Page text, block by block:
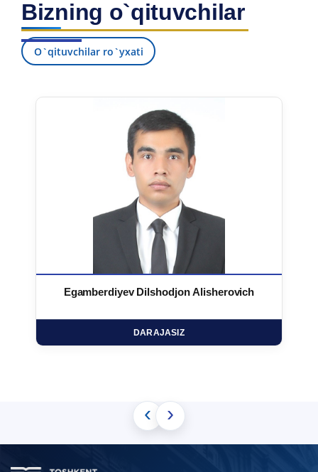
Bizning o`qituvchilar
O`qituvchilar ro`yxati
Egamberdiyev Dilshodjon Alisherovich
DARAJASIZ
‹ ›
7. Call-center (4) 8. Bakalavriat kvotasi (3)
9. Magistratura kvotasi (4) ✉️ Adminga yozish